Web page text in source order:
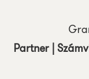
Partner |